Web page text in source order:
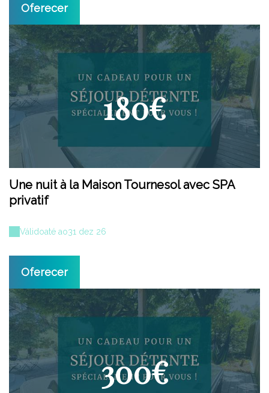
Oferecer
180€
Une nuit à la Maison Tournesol avec SPA
privatif
Válidoaté ao31 dez 26
Oferecer
300€